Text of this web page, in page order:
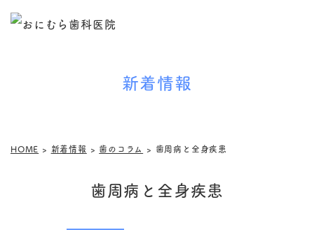
新着情報
HOME > 新着情報 > 歯のコラム > 歯周病と全身疾患
歯周病と全身疾患